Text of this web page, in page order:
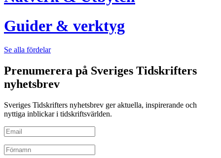
Guider & verktyg
Se alla fördelar
Prenumerera på Sveriges Tidskrifters
nyhetsbrev
Sveriges Tidskrifters nyhetsbrev ger aktuella, inspirerande och
nyttiga inblickar i tidskriftsvärlden.